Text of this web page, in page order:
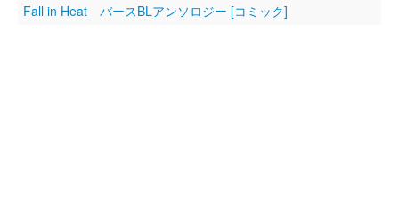
Fall in Heat バースBLアンソロジー [コミック]